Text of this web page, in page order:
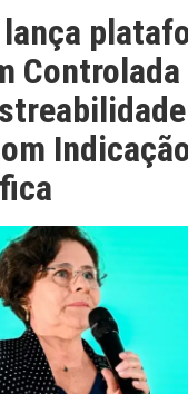
lança
Controlada